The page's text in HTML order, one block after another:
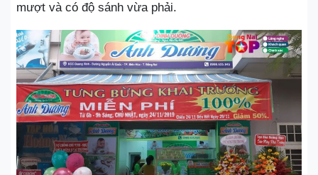
mượt và có độ sánh vừa phải.